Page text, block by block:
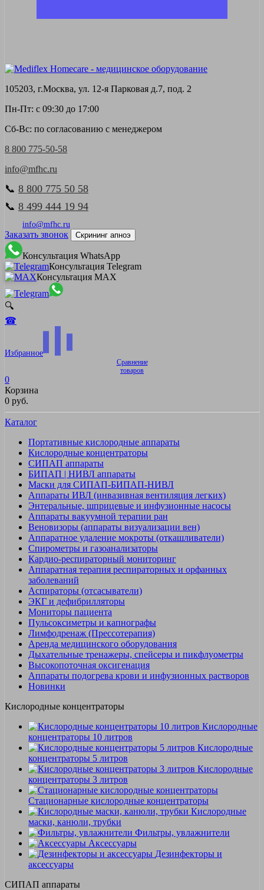
105203, г.Москва, ул. 12-я Парковая д.7, под. 2
Пн-Пт: с 09:30 до 17:00
Сб-Вс: по согласованию с менеджером
8 800 775-50-58
info@mfhc.ru
📞 8 800 775 50 58
📞 8 499 444 19 94
info@mfhc.ru
Заказать звонок Скрининг апноэ
Консультация WhatsApp
Консультация Telegram
Консультация MAX
🔍
☎
Избранное
Сравнение
товаров
0
Корзина
0 руб.
Каталог
Портативные кислородные аппараты
Кислородные концентраторы
СИПАП аппараты
БИПАП | НИВЛ аппараты
Маски для СИПАП-БИПАП-НИВЛ
Аппараты ИВЛ (инвазивная вентиляция легких)
Энтеральные, шприцевые и инфузионные насосы
Аппараты вакуумной терапии ран
Веновизоры (аппараты визуализации вен)
Аппаратное удаление мокроты (откашливатели)
Спирометры и газоанализаторы
Кардио-респираторный мониторинг
Аппаратная терапия респираторных и орфанных
заболеваний
Аспираторы (отсасыватели)
ЭКГ и дефибрилляторы
Мониторы пациента
Пульсоксиметры и капнографы
Лимфодренаж (Прессотерапия)
Аренда медицинского оборудования
Дыхательные тренажеры, спейсеры и пикфлуометры
Высокопоточная оксигенация
Аппараты подогрева крови и инфузионных растворов
Новинки
Кислородные концентраторы
Кислородные
концентраторы 10 литров
Кислородные
концентраторы 5 литров
Кислородные
концентраторы 3 литров
Стационарные кислородные концентраторы
Кислородные
маски, канюли, трубки
Фильтры, увлажнители
Аксессуары
Дезинфекторы и
аксессуары
СИПАП аппараты